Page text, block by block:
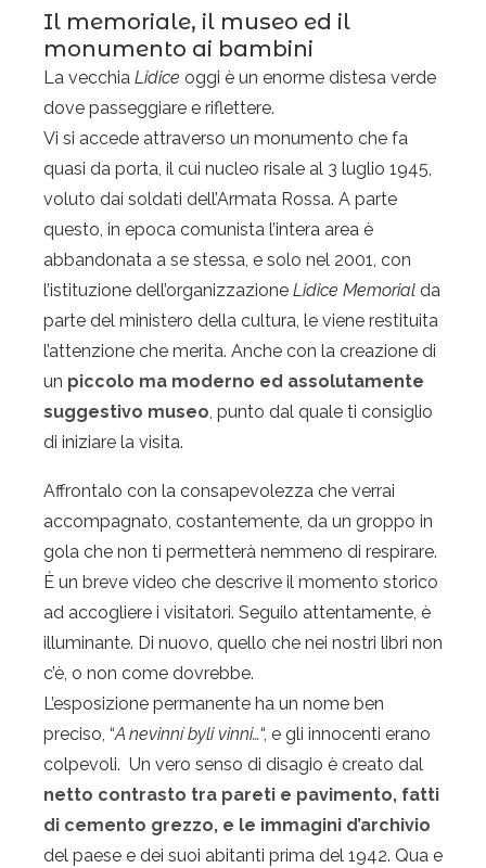
Il memoriale, il museo ed il
monumento ai bambini
La vecchia Lidice oggi è un enorme distesa verde
dove passeggiare e riflettere.
Vi si accede attraverso un monumento che fa
quasi da porta, il cui nucleo risale al 3 luglio 1945,
voluto dai soldati dell’Armata Rossa. A parte
questo, in epoca comunista l’intera area è
abbandonata a se stessa, e solo nel 2001, con
l’istituzione dell’organizzazione Lidice Memorial da
parte del ministero della cultura, le viene restituita
l’attenzione che merita. Anche con la creazione di
un piccolo ma moderno ed assolutamente
suggestivo museo, punto dal quale ti consiglio
di iniziare la visita.
Affrontalo con la consapevolezza che verrai
accompagnato, costantemente, da un groppo in
gola che non ti permetterà nemmeno di respirare.
È un breve video che descrive il momento storico
ad accogliere i visitatori. Seguilo attentamente, è
illuminante. Di nuovo, quello che nei nostri libri non
c’è, o non come dovrebbe.
L’esposizione permanente ha un nome ben
preciso, “A nevinní byli vinni…“, e gli innocenti erano
colpevoli. Un vero senso di disagio è creato dal
netto contrasto tra pareti e pavimento, fatti
di cemento grezzo, e le immagini d’archivio
del paese e dei suoi abitanti prima del 1942. Qua e